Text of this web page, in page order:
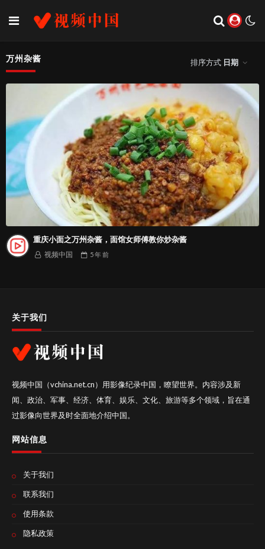
万州杂酱 排序方式 日期
重庆小面之万州杂酱，面馆女师傅教你炒杂酱
视频中国 5 年前
关于我们
视频中国（vchina.net.cn）用影像纪录中国，瞭望世界。内容涉及新
闻、政治、军事、经济、体育、娱乐、文化、旅游等多个领域，旨在通
过影像向世界及时全面地介绍中国。
网站信息
关于我们
联系我们
使用条款
隐私政策